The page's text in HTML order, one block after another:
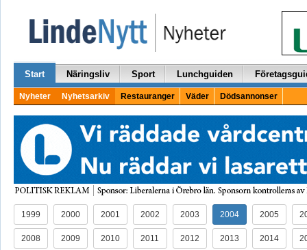
Start Näringsliv Sport Lunchguiden
Nyheter Nyhetsarkiv Restauranger Väder Dödsannonser
1999 2000 2001 2002 2003 2004 2005
2008 2009 2010 2011 2012 2013 2014